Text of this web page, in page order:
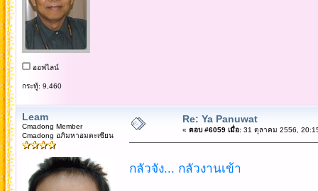
ออฟไลน์
กระทู้: 9,460
Leam
Cmadong Member
Cmadong อภิมหาอมตะเซียน
Re: Ya Panuwat
« ตอบ #6059 เมื่อ:31 ตุลาคม 2556,
กลัวจัง... กลัวงานเข้า